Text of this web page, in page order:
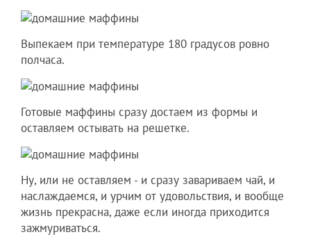
Выпекаем при температуре 180 градусов ровно
полчаса.
Готовые маффины сразу достаем из формы и
оставляем остывать на решетке.
Ну, или не оставляем - и сразу завариваем чай, и
наслаждаемся, и урчим от удовольствия, и вообще
жизнь прекрасна, даже если иногда приходится
зажмуриваться.